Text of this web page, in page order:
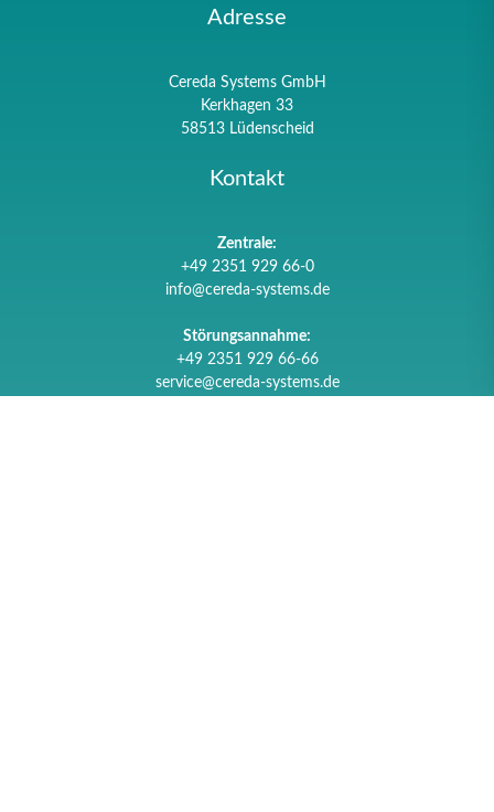
Adresse
Cereda Systems GmbH
Kerkhagen 33
58513 Lüdenscheid
Kontakt
Zentrale:
+49 2351 929 66-0
info@cereda-systems.de
Störungsannahme:
+49 2351 929 66-66
service@cereda-systems.de